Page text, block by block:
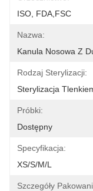
ISO, FDA,FSC
Nazwa:
Kanula Nosowa Z
Rodzaj Sterylizacji:
Sterylizacja
Próbki:
Dostępny
Specyfikacja:
XS/S/M/L
Szczegóły